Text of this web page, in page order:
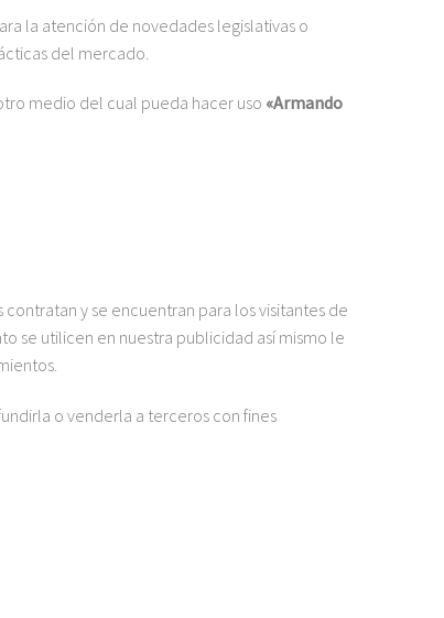
la atención de novedades legislativas o
del mercado.
medio del cual pueda hacer uso «Armando
y se encuentran para los visitantes de
se utilicen en nuestra publicidad así mismo le
o venderla a terceros con fines